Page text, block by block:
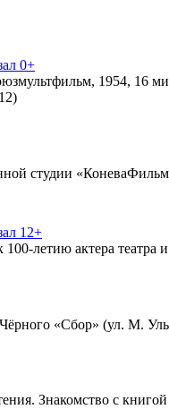
0+
1954, 16
студии
12+
летию актера
«Сбор» (ул. М.
Знакомство с